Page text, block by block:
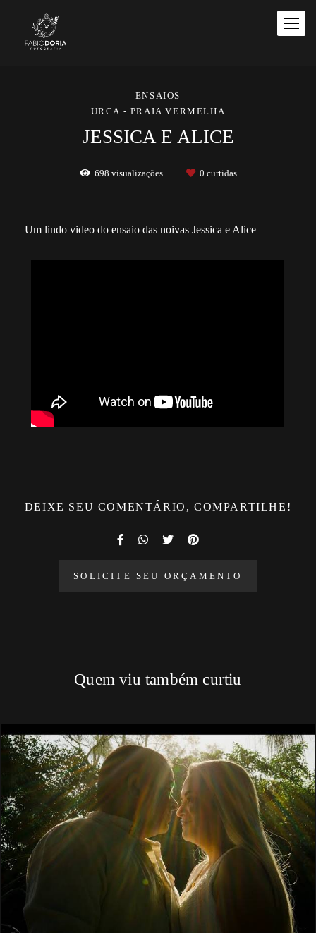
ENSAIOS
URCA - PRAIA VERMELHA
JESSICA E ALICE
698 visualizações 0 curtidas
Um lindo video do ensaio das noivas Jessica e Alice
DEIXE SEU COMENTÁRIO, COMPARTILHE!
SOLICITE SEU ORÇAMENTO
Quem viu também curtiu